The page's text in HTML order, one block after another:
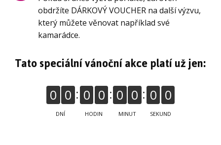
obdržíte DÁRKOVÝ VOUCHER na další výzvu,
který můžete věnovat například své
kamarádce.
Tato speciální vánoční akce platí už jen:
0 0
DNÍ
0 0
HODIN
0 0
MINUT
0 0
SEKUND